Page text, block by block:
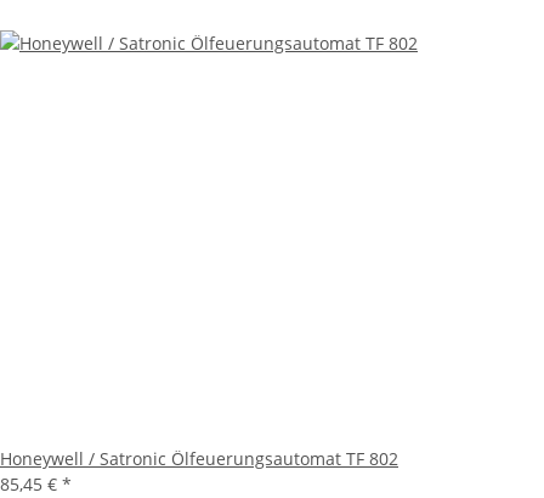
Honeywell / Satronic Ölfeuerungsautomat TF 802
85,45 € *